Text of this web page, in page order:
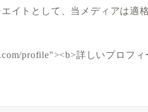
イトとして、当メディアは適
profile"><b>詳しいプロフ